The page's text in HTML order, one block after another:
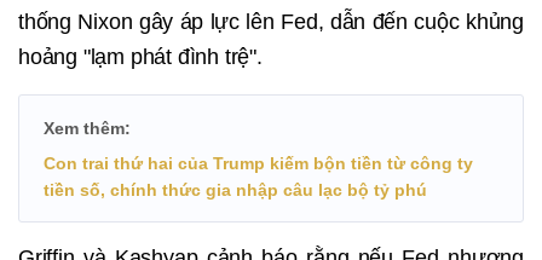
thống Nixon gây áp lực lên Fed, dẫn đến cuộc khủng
hoảng "lạm phát đình trệ".
Xem thêm:
Con trai thứ hai của Trump kiếm bộn tiền từ công ty
tiền số, chính thức gia nhập câu lạc bộ tỷ phú